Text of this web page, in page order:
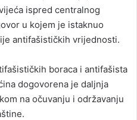
ispred centralnog
u kojem je istaknuo
antifašističkih vrijednosti.
boraca i antifašista
dogovorena je daljnja
na očuvanju i održavanju